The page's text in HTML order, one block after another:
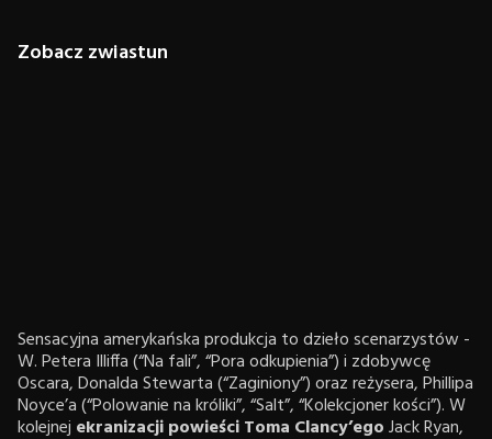
Zobacz zwiastun
Sensacyjna amerykańska produkcja to dzieło scenarzystów -
W. Petera Illiffa (“Na fali”, “Pora odkupienia”) i zdobywcę
Oscara, Donalda Stewarta (“Zaginiony”) oraz reżysera, Phillipa
Noyce’a (“Polowanie na króliki”, “Salt”, “Kolekcjoner kości”). W
kolejnej ekranizacji powieści Toma Clancy’egoJack Ryan,